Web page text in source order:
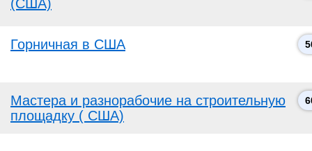
(США)
Горничная в США
Мастера и разнорабочие на строительную
площадку ( США)